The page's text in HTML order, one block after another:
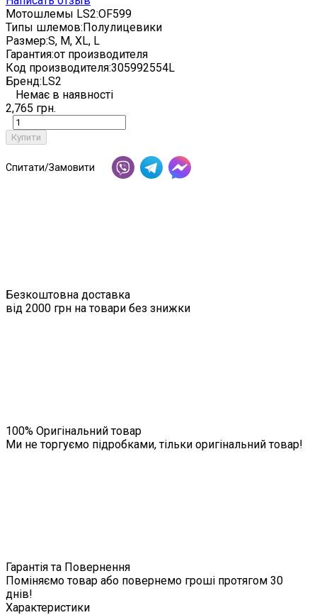
Мотошлемы LS2:OF599
Типы шлемов:Полулицевики
Размер:S, M, XL, L
Гарантия:от производителя
Код производителя:305992554L
Бренд:LS2
Немає в наявності
2,765 грн.
Купити
Спитати/Замовити
Безкоштовна доставка
від 2000 грн на товари без знижки
100% Оригінальний товар
Ми не торгуємо підробками, тільки оригінальний товар!
Гарантія та Повернення
Поміняємо товар або повернемо гроші протягом 30
днів!
Характеристики